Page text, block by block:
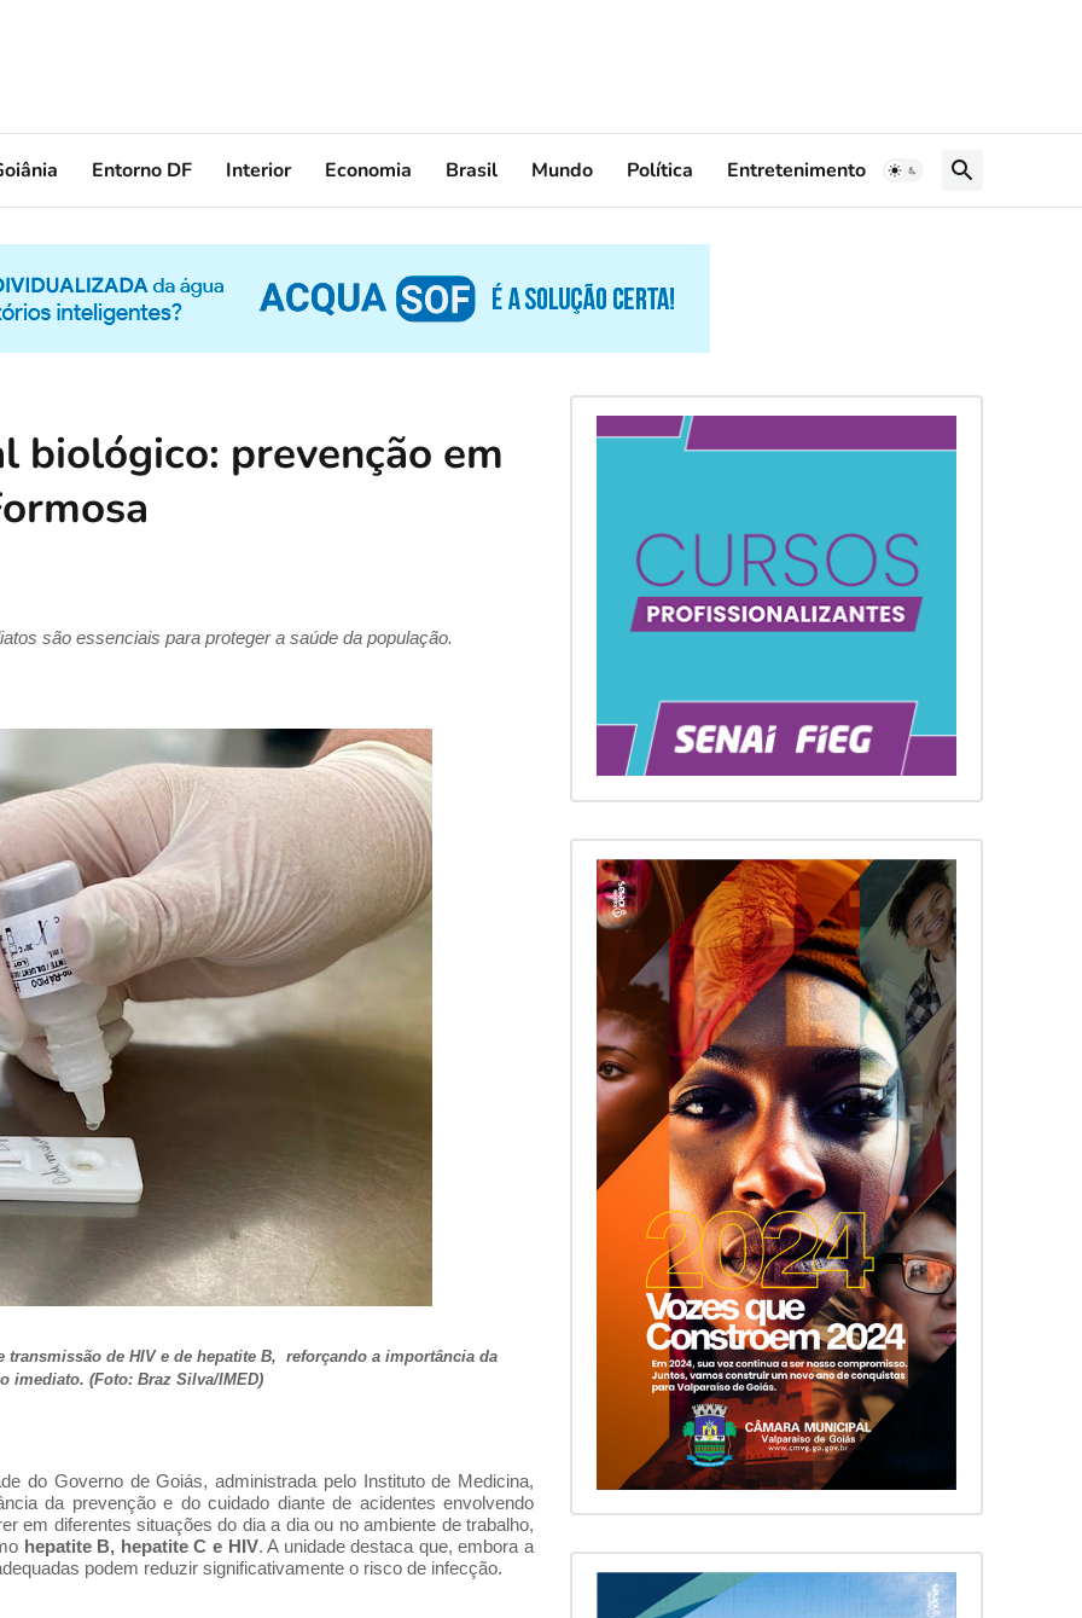
Entorno DF Interior Economia Brasil Mundo Política Entretenimento
biológico: prevenção em
são essenciais para proteger a saúde da população.
de HIV e de hepatite B, reforçando a importância da
imediato. (Foto: Braz Silva/IMED)
do Governo de Goiás, administrada pelo Instituto de Medicina,
da prevenção e do cuidado diante de acidentes envolvendo
em diferentes situações do dia a dia ou no ambiente de trabalho,
hepatite B, hepatite C e HIV. A unidade destaca que, embora a
podem reduzir significativamente o risco de infecção.